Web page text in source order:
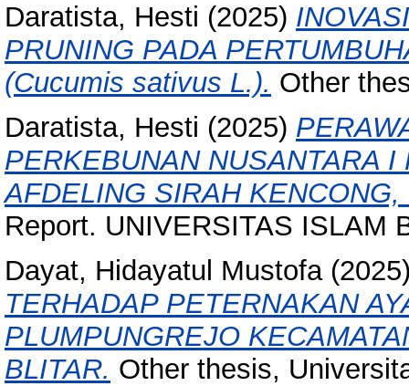
Daratista, Hesti (2025)
PRUNING PADA
(Cucumis sativus L.). Other
Daratista, Hesti (2025)
PERKEBUNAN NUSANTARA
AFDELING SIRAH
Report. UNIVERSITAS ISLAM
Dayat, Hidayatul Mustofa
TERHADAP PETERNAKAN
PLUMPUNGREJO
BLITAR. Other thesis,